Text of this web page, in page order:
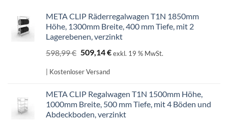
META CLIP Räderregalwagen T1N 1850mm
Höhe, 1300mm Breite, 400 mm Tiefe, mit 2
Lagerebenen, verzinkt
598,99€ Ursprünglicher
war:
509,14€Aktueller
exkl. 19 % MwSt.
| Kostenloser Versand
META CLIP Regalwagen T1N 1500mm Höhe,
1000mm Breite, 500 mm Tiefe, mit 4 Böden und
Abdeckboden, verzinkt